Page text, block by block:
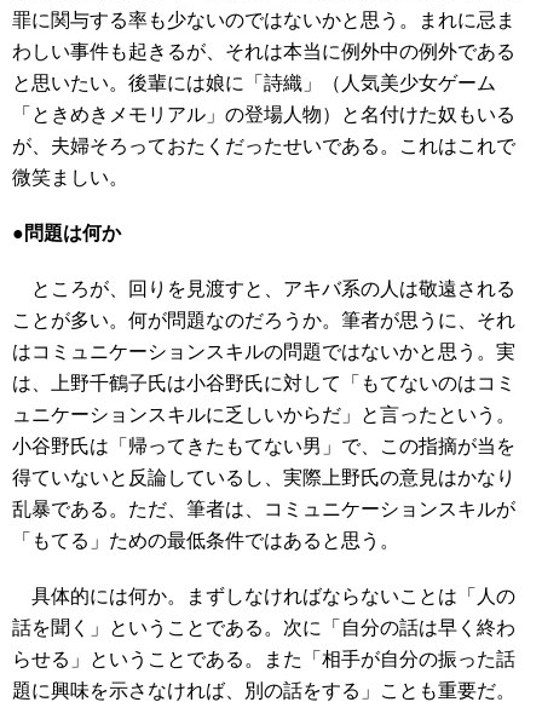
罪に関与する率も少ないのではないかと思う。まれに忌ま
わしい事件も起きるが、それは本当に例外中の例外である
と思いたい。後輩には娘に「詩織」（人気美少女ゲーム
「ときめきメモリアル」の登場人物）と名付けた奴もいる
が、夫婦そろっておたくだったせいである。これはこれで
微笑ましい。
●問題は何か
ところが、回りを見渡すと、アキバ系の人は敬遠される
ことが多い。何が問題なのだろうか。筆者が思うに、それ
はコミュニケーションスキルの問題ではないかと思う。実
は、上野千鶴子氏は小谷野氏に対して「もてないのはコミ
ュニケーションスキルに乏しいからだ」と言ったという。
小谷野氏は「帰ってきたもてない男」で、この指摘が当を
得ていないと反論しているし、実際上野氏の意見はかなり
乱暴である。ただ、筆者は、コミュニケーションスキルが
「もてる」ための最低条件ではあると思う。
具体的には何か。まずしなければならないことは「人の
話を聞く」ということである。次に「自分の話は早く終わ
らせる」ということである。また「相手が自分の振った話
題に興味を示さなければ、別の話をする」ことも重要だ。